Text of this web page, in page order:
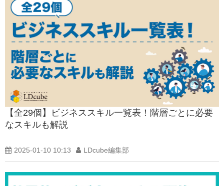
【全29個】ビジネススキル一覧表！階層ごとに必要
なスキルも解説
2025-01-10 10:13 LDcube編集部